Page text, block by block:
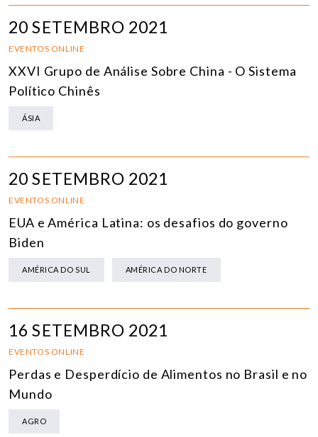
20 SETEMBRO 2021
EVENTOS ONLINE
XXVI Grupo de Análise Sobre China - O Sistema
Político Chinês
ÁSIA
20 SETEMBRO 2021
EVENTOS ONLINE
EUA e América Latina: os desafios do governo
Biden
AMÉRICA DO SUL AMÉRICA DO NORTE
16 SETEMBRO 2021
EVENTOS ONLINE
Perdas e Desperdício de Alimentos no Brasil e no
Mundo
AGRO